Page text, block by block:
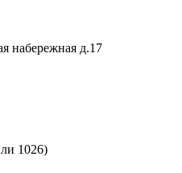
набережная д.17
1026)